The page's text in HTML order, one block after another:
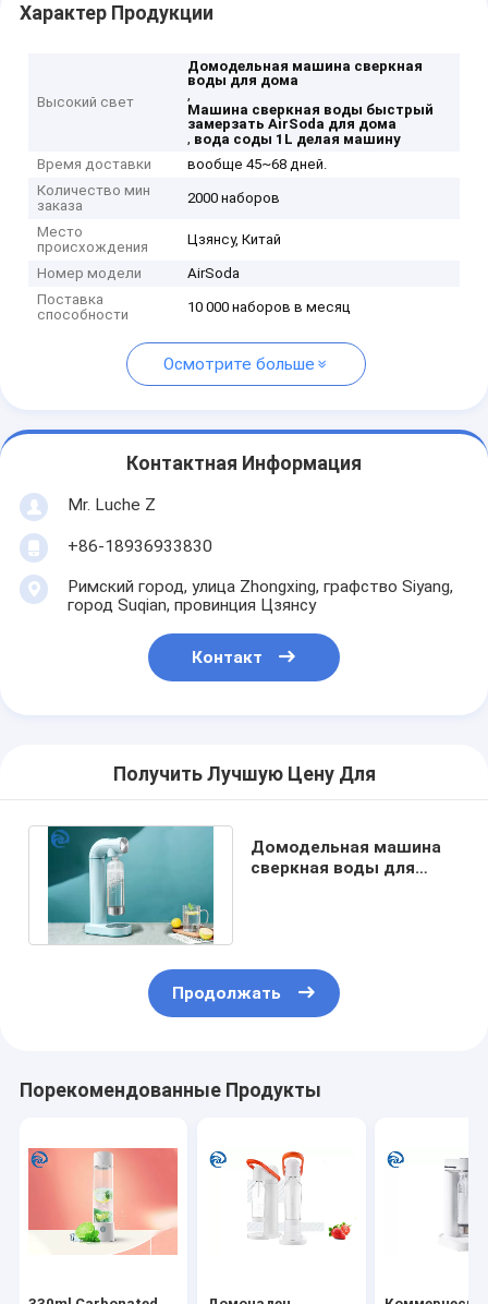
Характер Продукции
Высокий свет
Домодельная машина сверкная
воды для дома
,
Машина сверкная воды быстрый
замерзать AirSoda для дома
, вода соды 1L делая машину
Время доставки
вообще 45~68 дней.
Количество мин
заказа
2000 наборов
Место
происхождения
Цзянсу, Китай
Номер модели
AirSoda
Поставка
способности
10 000 наборов в месяц
Осмотрите больше
Контактная Информация
Mr. Luche Z
+86-18936933830
Римский город, улица Zhongxing, графство Siyang,
город Suqian, провинция Цзянсу
Контакт
Получить Лучшую Цену Для
Домодельная машина
сверкная воды для
Продолжать
Порекомендованные Продукты